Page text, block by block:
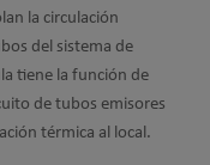
la circulación
del sistema de
tiene la función de
de tubos emisores
térmica al local.